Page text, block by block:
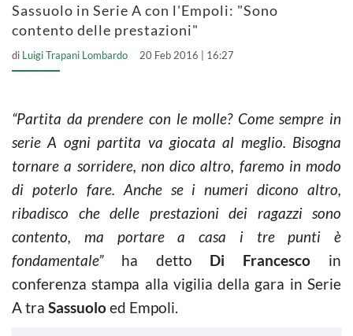
Sassuolo in Serie A con l'Empoli: "Sono
contento delle prestazioni"
di Luigi Trapani Lombardo 20 Feb 2016 | 16:27
“Partita da prendere con le molle? Come sempre in
serie A ogni partita va giocata al meglio. Bisogna
tornare a sorridere, non dico altro, faremo in modo
di poterlo fare. Anche se i numeri dicono altro,
ribadisco che delle prestazioni dei ragazzi sono
contento, ma portare a casa i tre punti è
fondamentale” ha detto Di Francesco in
conferenza stampa alla vigilia della gara in Serie
A tra Sassuoloed Empoli.